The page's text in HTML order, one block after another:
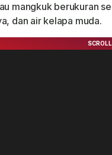
mangkuk berukuran
dan air kelapa muda.